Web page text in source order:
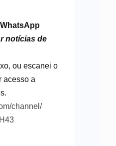
notícias de
ou escanei o
acesso a
channel/